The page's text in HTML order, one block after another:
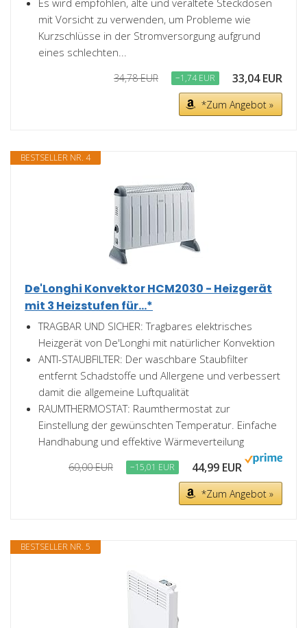
Es wird empfohlen, alte und veraltete Steckdosen
mit Vorsicht zu verwenden, um Probleme wie
Kurzschlüsse in der Stromversorgung aufgrund
eines schlechten...
34,78 EUR −1,74 EUR 33,04 EUR
*Zum Angebot »
BESTSELLER NR. 4
De'Longhi Konvektor HCM2030 - Heizgerät
mit 3 Heizstufen für...*
TRAGBAR UND SICHER: Tragbares elektrisches
Heizgerät von De'Longhi mit natürlicher Konvektion
ANTI-STAUBFILTER: Der waschbare Staubfilter
entfernt Schadstoffe und Allergene und verbessert
damit die allgemeine Luftqualität
RAUMTHERMOSTAT: Raumthermostat zur
Einstellung der gewünschten Temperatur. Einfache
Handhabung und effektive Wärmeverteilung
60,00 EUR −15,01 EUR 44,99 EUR
*Zum Angebot »
BESTSELLER NR. 5